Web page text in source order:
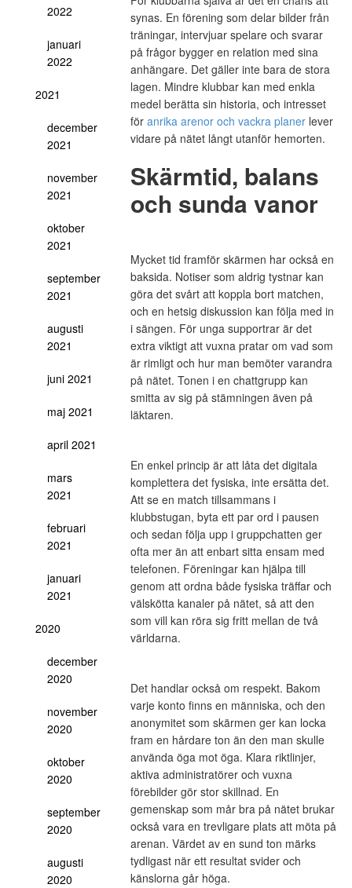
2022
januari
2022
2021
december
2021
november
2021
oktober
2021
september
2021
augusti
2021
juni 2021
maj 2021
april 2021
mars
2021
februari
2021
januari
2021
2020
december
2020
november
2020
oktober
2020
september
2020
augusti
2020
synas. En förening som delar bilder från
träningar, intervjuar spelare och svarar
på frågor bygger en relation med sina
anhängare. Det gäller inte bara de stora
lagen. Mindre klubbar kan med enkla
medel berätta sin historia, och intresset
för anrika arenor och vackra planerlever
vidare på nätet långt utanför hemorten.
Skärmtid, balans
och sunda vanor
Mycket tid framför skärmen har också en
baksida. Notiser som aldrig tystnar kan
göra det svårt att koppla bort matchen,
och en hetsig diskussion kan följa med in
i sängen. För unga supportrar är det
extra viktigt att vuxna pratar om vad som
är rimligt och hur man bemöter varandra
på nätet. Tonen i en chattgrupp kan
smitta av sig på stämningen även på
läktaren.
En enkel princip är att låta det digitala
komplettera det fysiska, inte ersätta det.
Att se en match tillsammans i
klubbstugan, byta ett par ord i pausen
och sedan följa upp i gruppchatten ger
ofta mer än att enbart sitta ensam med
telefonen. Föreningar kan hjälpa till
genom att ordna både fysiska träffar och
välskötta kanaler på nätet, så att den
som vill kan röra sig fritt mellan de två
världarna.
Det handlar också om respekt. Bakom
varje konto finns en människa, och den
anonymitet som skärmen ger kan locka
fram en hårdare ton än den man skulle
använda öga mot öga. Klara riktlinjer,
aktiva administratörer och vuxna
förebilder gör stor skillnad. En
gemenskap som mår bra på nätet brukar
också vara en trevligare plats att möta på
arenan. Värdet av en sund ton märks
tydligast när ett resultat svider och
känslorna går höga.